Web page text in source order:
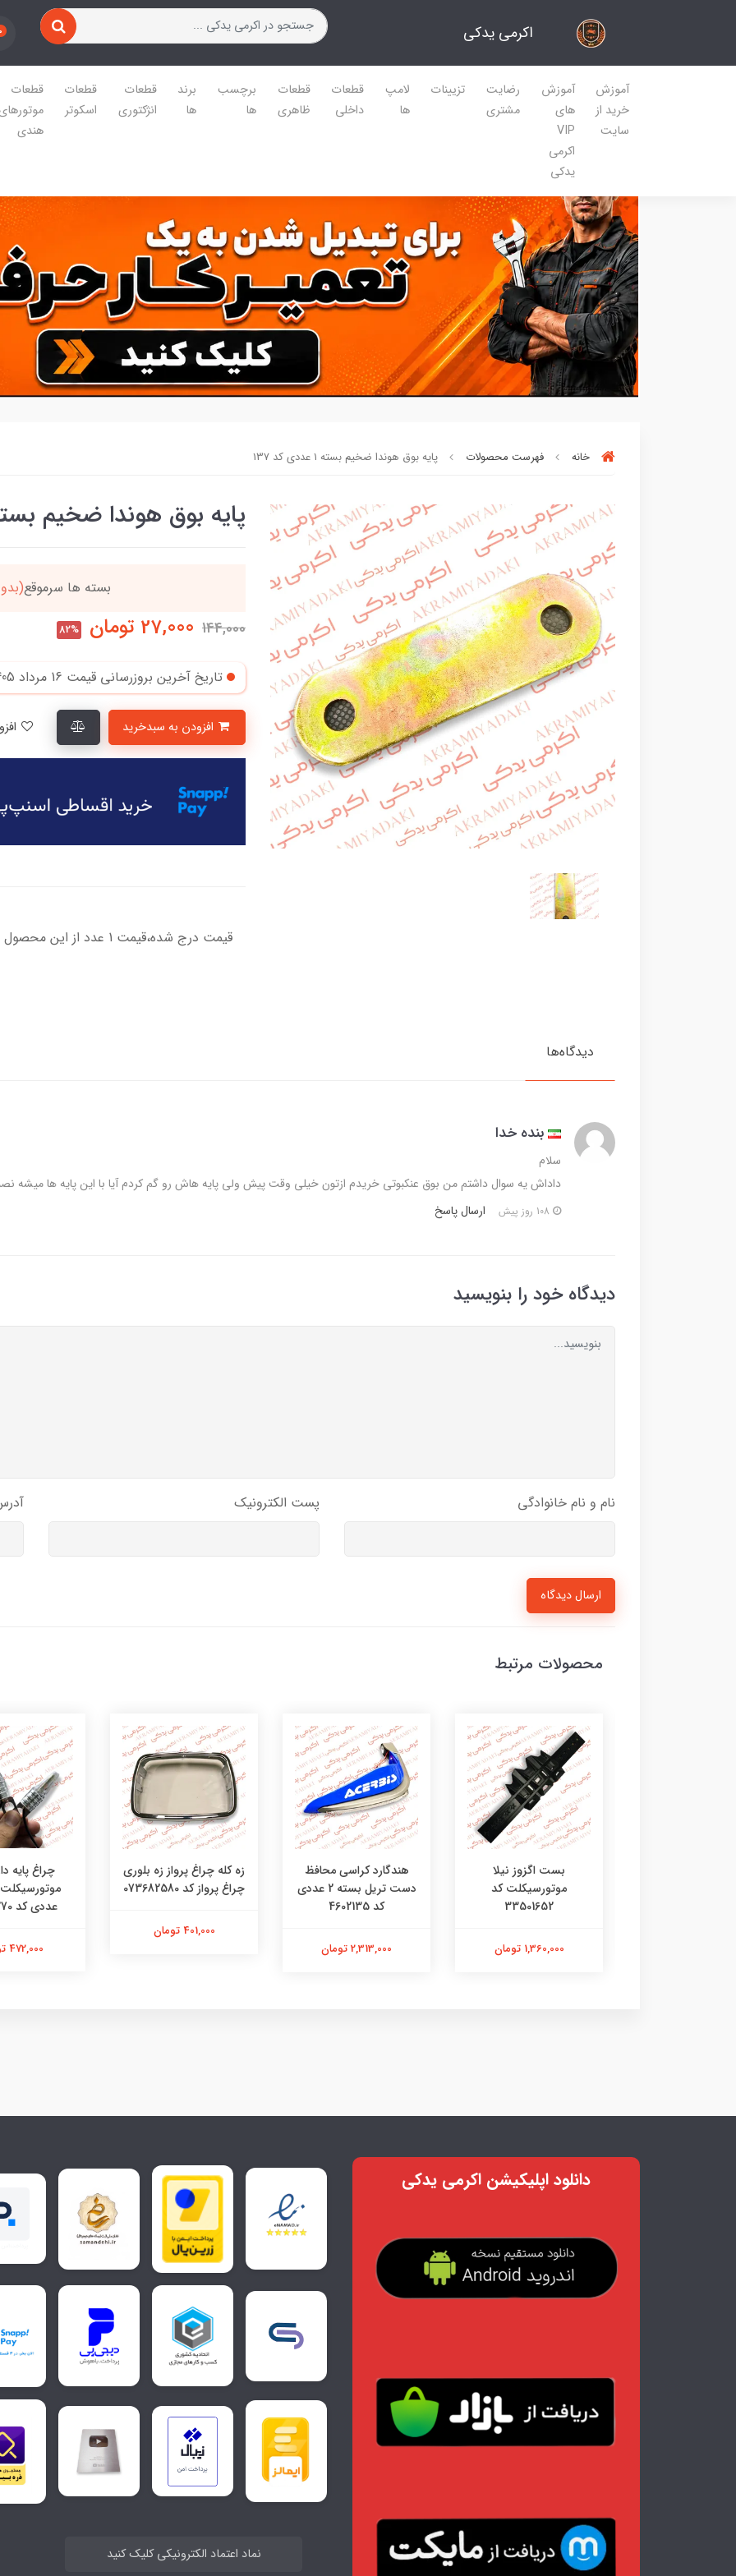
اکرمی یدکی 0
آموزش
خرید از
سایت
آموزش
های
VIP
اکرمی
یدکی
رضایت
مشتری
تزیینات
لامپ
ها
قطعات
داخلی
قطعات
ظاهری
برچسب
ها
برند
ها
قطعات
انژکتوری
قطعات
اسکوتر
قطعات
هندی
خانه فهرست محصولات پایه بوق هوندا ضخیم بسته 1 عددی کد 137
پایه بوق هوندا ضخیم بسته 1 عددی کد
بسته ها سرموقع(بدون‌تاخیر)ارسال میگردد خریدتو به5میلیون
144,000
27,000 تومان 82%
تاریخ آخرین بروزرسانی قیمت 16 مرداد 1405
قیمت درج شده،قیمت 1 عدد از این محصول مباشد
دیدگاه‌ها
بنده خدا
سلام
داداش یه سوال داشتم من بوق عنکبوتی خریدم ازتون خیلی وقت پیش ولی پایه هاش رو گم کردم آیا با این پایه ها میشه
ارسال پاسخ
دیدگاه خود را بنویسید
نام و نام خانوادگی پست الکترونیک
ارسال دیدگاه
محصولات مرتبط
بست اگزوز نیلا
موتورسیکلت کد
33501652
1,360,000 تومان
هندگارد کراسی محافظ
دست تریل بسته 2 عددی
کد 4602135
2,313,000 تومان
زه کله چراغ پرواز زه بلوری
چراغ پرواز کد 073682580
401,000 تومان
چراغ پایه
عددی کد 48481270
472,000 تومان
دانلود اپلیکیشن اکرمی یدکی
نماد اعتماد الکترونیکی کلیک کنید